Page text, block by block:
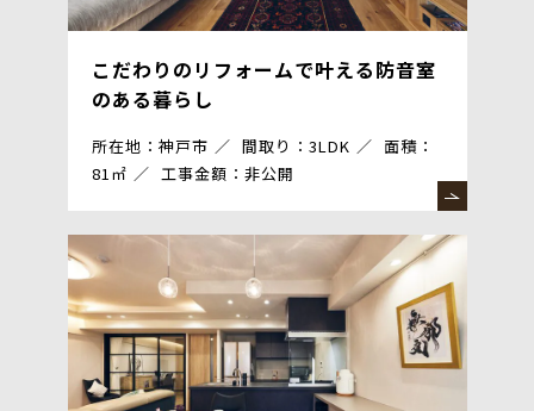
こだわりのリフォームで叶える防音室
のある暮らし
所在地：神戸市 間取り：3LDK
面積：
81㎡
工事金額：非公開